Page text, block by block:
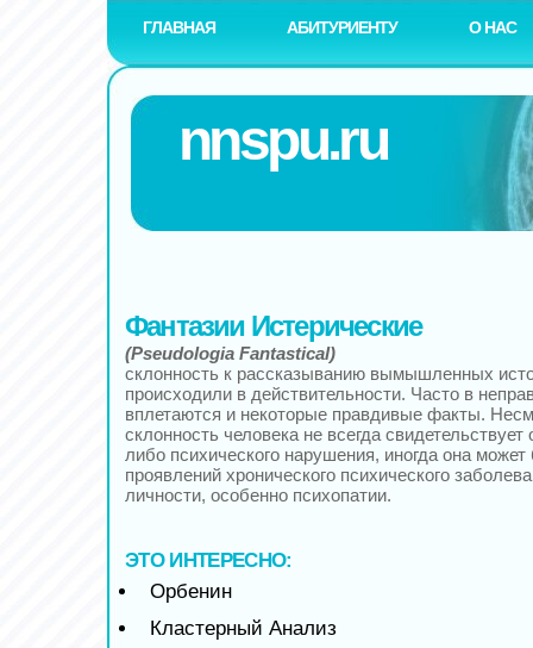
ГЛАВНАЯ АБИТУРИЕНТУ О НАС
nnspu.ru
Фантазии Истерические
(Pseudologia Fantastical)
склонность к рассказыванию вымышленных
происходили в действительности. Часто в
вплетаются и некоторые правдивые факты.
склонность человека не всегда свидетельствует
либо психического нарушения, иногда она
проявлений хронического психического
личности, особенно психопатии.
ЭТО ИНТЕРЕСНО:
Орбенин
Кластерный Анализ